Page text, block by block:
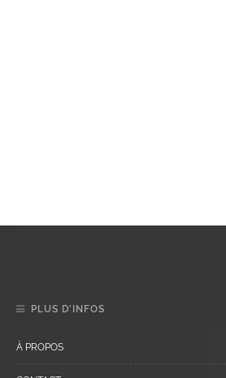
PLUS D’INFOS
À PROPOS